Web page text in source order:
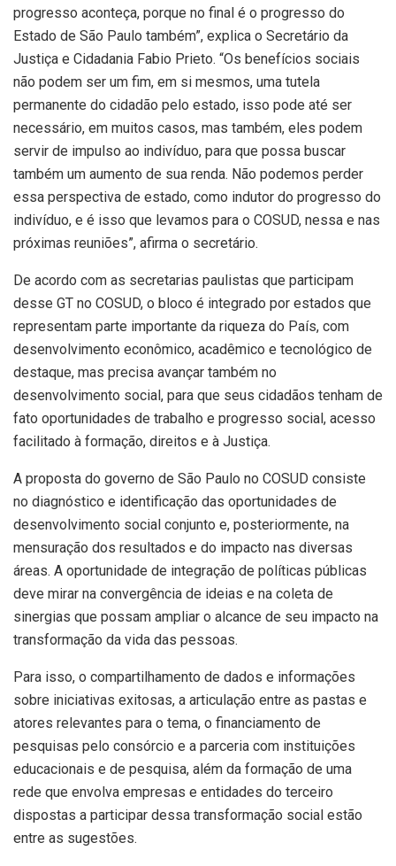
progresso aconteça, porque no final é o progresso do
Estado de São Paulo também”, explica o Secretário da
Justiça e Cidadania Fabio Prieto. “Os benefícios sociais
não podem ser um fim, em si mesmos, uma tutela
permanente do cidadão pelo estado, isso pode até ser
necessário, em muitos casos, mas também, eles podem
servir de impulso ao indivíduo, para que possa buscar
também um aumento de sua renda. Não podemos perder
essa perspectiva de estado, como indutor do progresso do
indivíduo, e é isso que levamos para o COSUD, nessa e nas
próximas reuniões”, afirma o secretário.
De acordo com as secretarias paulistas que participam
desse GT no COSUD, o bloco é integrado por estados que
representam parte importante da riqueza do País, com
desenvolvimento econômico, acadêmico e tecnológico de
destaque, mas precisa avançar também no
desenvolvimento social, para que seus cidadãos tenham de
fato oportunidades de trabalho e progresso social, acesso
facilitado à formação, direitos e à Justiça.
A proposta do governo de São Paulo no COSUD consiste
no diagnóstico e identificação das oportunidades de
desenvolvimento social conjunto e, posteriormente, na
mensuração dos resultados e do impacto nas diversas
áreas. A oportunidade de integração de políticas públicas
deve mirar na convergência de ideias e na coleta de
sinergias que possam ampliar o alcance de seu impacto na
transformação da vida das pessoas.
Para isso, o compartilhamento de dados e informações
sobre iniciativas exitosas, a articulação entre as pastas e
atores relevantes para o tema, o financiamento de
pesquisas pelo consórcio e a parceria com instituições
educacionais e de pesquisa, além da formação de uma
rede que envolva empresas e entidades do terceiro
dispostas a participar dessa transformação social estão
entre as sugestões.